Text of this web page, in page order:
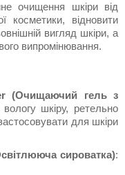
очищення шкіри від
косметики, відновити
вигляд шкіри, а
випромінювання.
(Очищаючий гель з
шкіру, ретельно
для шкіри
сироватка):